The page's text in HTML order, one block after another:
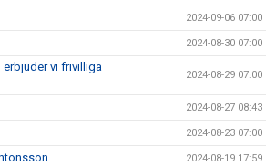
2024-09-06 07:00
2024-08-30 07:00
vi frivilliga
2024-08-29 07:00
2024-08-27 08:43
2024-08-23 07:00
2024-08-19 17:59